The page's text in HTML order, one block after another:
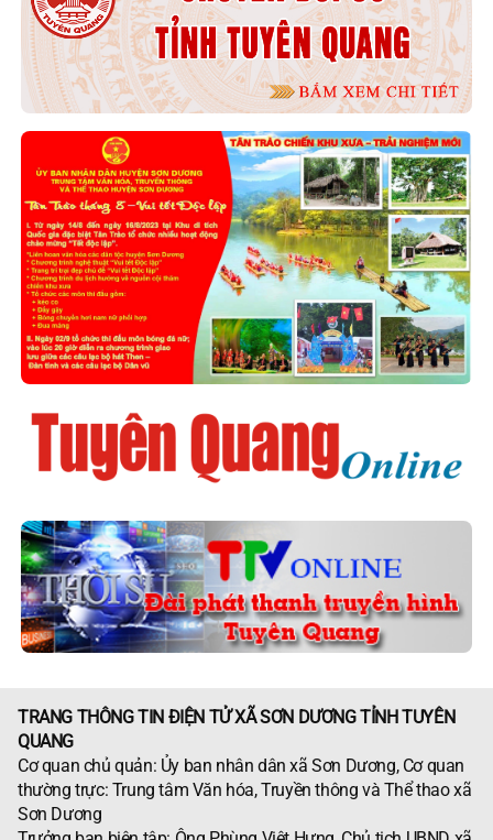
TRANG THÔNG TIN ĐIỆN TỬ XÃ SƠN DƯƠNG TỈNH TUYÊN
QUANG
Cơ quan chủ quản: Ủy ban nhân dân xã Sơn Dương, Cơ quan
thường trực: Trung tâm Văn hóa, Truyền thông và Thể thao xã
Sơn Dương